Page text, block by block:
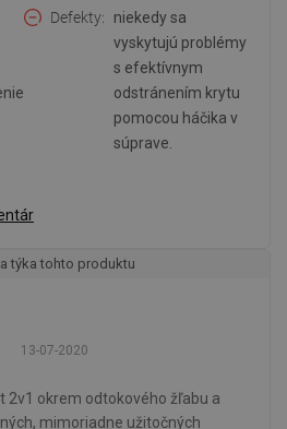
Defekty
niekedy sa
vyskytujú problémy
s efektívnym
odstránením krytu
pomocou háčika v
súprave.
týka tohto produktu
13-07-2020
2v1 okrem odtokového žľabu a
mimoriadne užitočných